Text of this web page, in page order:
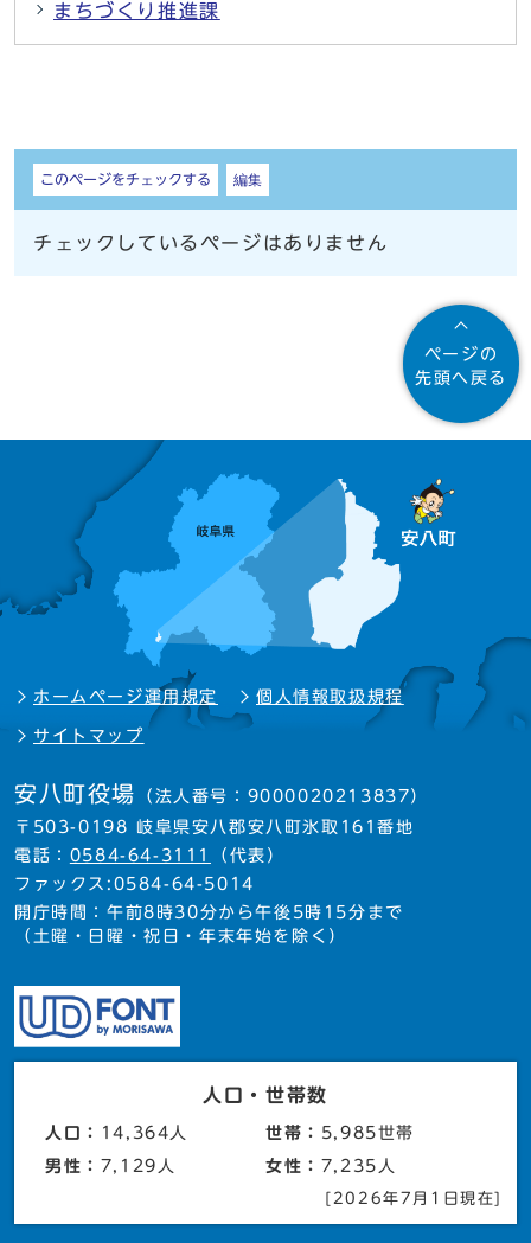
まちづくり推進課
しおり
このページをチェックする 編集
チェックしているページはありません
ページの
先頭へ戻る
ホームページ運用規定 個人情報取扱規程
サイトマップ
安八町役場 （法人番号：9000020213837）
〒503-0198 岐阜県安八郡安八町氷取161番地
電話： 0584-64-3111
（代表）
ファックス:0584-64-5014
開庁時間：午前8時30分から午後5時15分まで
（土曜・日曜・祝日・年末年始を除く）
人口・世帯数
人口： 14,364人 世帯： 5,985世帯
男性： 7,129人 女性： 7,235人
[2026年7月1日現在]